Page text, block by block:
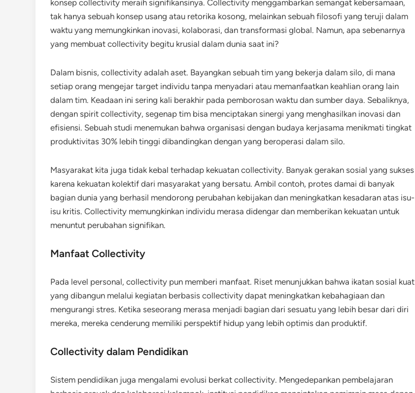
konsep collectivity meraih signifikansinya. Collectivity menggambarkan semangat kebersamaan,
tak hanya sebuah konsep usang atau retorika kosong, melainkan sebuah filosofi yang teruji dalam
waktu yang memungkinkan inovasi, kolaborasi, dan transformasi global. Namun, apa sebenarnya
yang membuat collectivity begitu krusial dalam dunia saat ini?
Dalam bisnis, collectivity adalah aset. Bayangkan sebuah tim yang bekerja dalam silo, di mana
setiap orang mengejar target individu tanpa menyadari atau memanfaatkan keahlian orang lain
dalam tim. Keadaan ini sering kali berakhir pada pemborosan waktu dan sumber daya. Sebaliknya,
dengan spirit collectivity, segenap tim bisa menciptakan sinergi yang menghasilkan inovasi dan
efisiensi. Sebuah studi menemukan bahwa organisasi dengan budaya kerjasama menikmati tingkat
produktivitas 30% lebih tinggi dibandingkan dengan yang beroperasi dalam silo.
Masyarakat kita juga tidak kebal terhadap kekuatan collectivity. Banyak gerakan sosial yang sukses
karena kekuatan kolektif dari masyarakat yang bersatu. Ambil contoh, protes damai di banyak
bagian dunia yang berhasil mendorong perubahan kebijakan dan meningkatkan kesadaran atas isu-
isu kritis. Collectivity memungkinkan individu merasa didengar dan memberikan kekuatan untuk
menuntut perubahan signifikan.
Manfaat Collectivity
Pada level personal, collectivity pun memberi manfaat. Riset menunjukkan bahwa ikatan sosial kuat
yang dibangun melalui kegiatan berbasis collectivity dapat meningkatkan kebahagiaan dan
mengurangi stres. Ketika seseorang merasa menjadi bagian dari sesuatu yang lebih besar dari diri
mereka, mereka cenderung memiliki perspektif hidup yang lebih optimis dan produktif.
Collectivity dalam Pendidikan
Sistem pendidikan juga mengalami evolusi berkat collectivity. Mengedepankan pembelajaran